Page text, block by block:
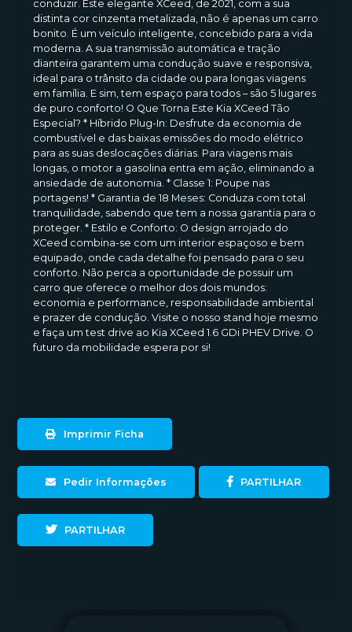
conduzir. Este elegante XCeed, de 2021, com a sua
distinta cor cinzenta metalizada, não é apenas um carro
bonito. É um veículo inteligente, concebido para a vida
moderna. A sua transmissão automática e tração
dianteira garantem uma condução suave e responsiva,
ideal para o trânsito da cidade ou para longas viagens
em família. E sim, tem espaço para todos – são 5 lugares
de puro conforto! O Que Torna Este Kia XCeed Tão
Especial? * Híbrido Plug-In: Desfrute da economia de
combustível e das baixas emissões do modo elétrico
para as suas deslocações diárias. Para viagens mais
longas, o motor a gasolina entra em ação, eliminando a
ansiedade de autonomia. * Classe 1: Poupe nas
portagens! * Garantia de 18 Meses: Conduza com total
tranquilidade, sabendo que tem a nossa garantia para o
proteger. * Estilo e Conforto: O design arrojado do
XCeed combina-se com um interior espaçoso e bem
equipado, onde cada detalhe foi pensado para o seu
conforto. Não perca a oportunidade de possuir um
carro que oferece o melhor dos dois mundos:
economia e performance, responsabilidade ambiental
e prazer de condução. Visite o nosso stand hoje mesmo
e faça um test drive ao Kia XCeed 1.6 GDi PHEV Drive. O
futuro da mobilidade espera por si!
Imprimir Ficha
Pedir Informações PARTILHAR
PARTILHAR